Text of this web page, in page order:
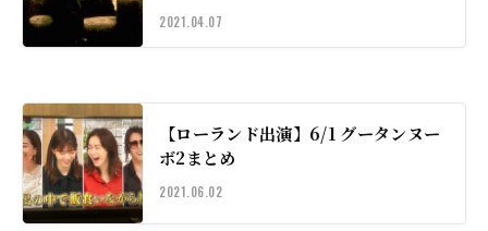
2021.04.07
【ローランド出演】6/1 グータンヌー
ボ2まとめ
2021.06.02